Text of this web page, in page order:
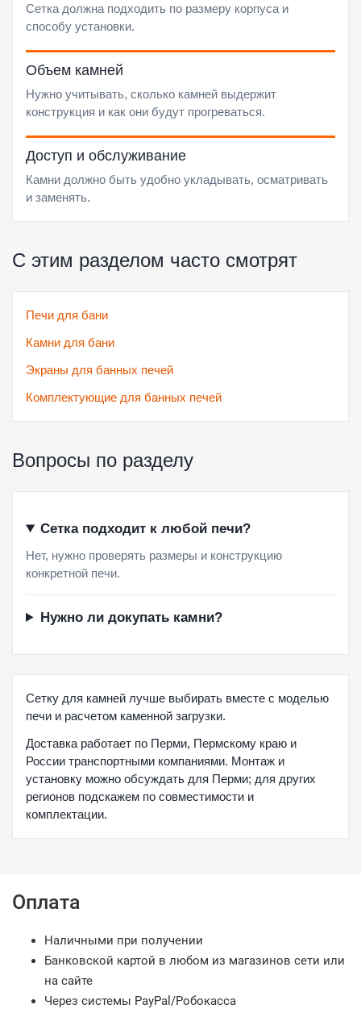
Сетка должна подходить по размеру корпуса и
способу установки.
Объем камней
Нужно учитывать, сколько камней выдержит
конструкция и как они будут прогреваться.
Доступ и обслуживание
Камни должно быть удобно укладывать, осматривать
и заменять.
С этим разделом часто смотрят
Печи для бани
Камни для бани
Экраны для банных печей
Комплектующие для банных печей
Вопросы по разделу
Сетка подходит к любой печи?
Нет, нужно проверять размеры и конструкцию
конкретной печи.
Нужно ли докупать камни?
Сетку для камней лучше выбирать вместе с моделью
печи и расчетом каменной загрузки.
Доставка работает по Перми, Пермскому краю и
России транспортными компаниями. Монтаж и
установку можно обсуждать для Перми; для других
регионов подскажем по совместимости и
комплектации.
Оплата
Наличными при получении
Банковской картой в любом из магазинов сети или
на сайте
Через системы PayPal/Робокасса